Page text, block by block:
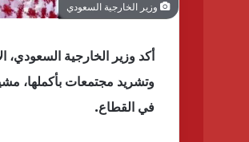
وزير الخارجية السعودي
أكد وزير الخارجية السعودي،
وتشريد مجتمعات بأكملها،
في القطاع.